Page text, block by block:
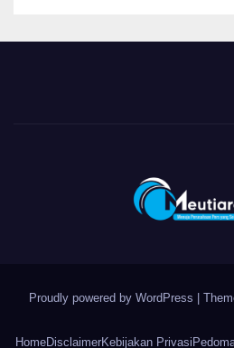
Proudly powered by WordPress
HomeDisclaimerKebijakan Privasi